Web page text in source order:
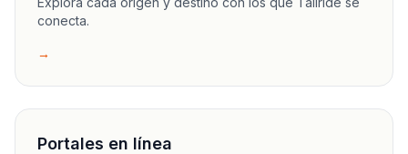
conecta.
→
Portales en línea